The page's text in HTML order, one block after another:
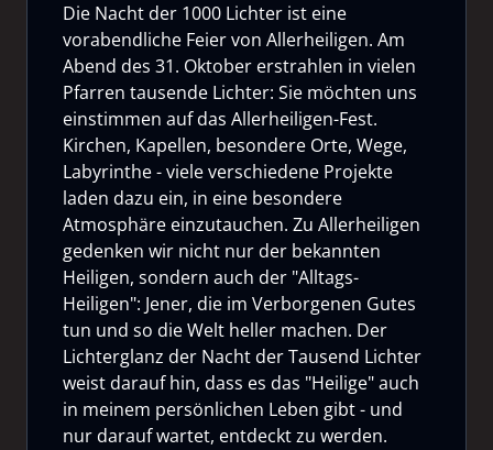
Die Nacht der 1000 Lichter ist eine
vorabendliche Feier von Allerheiligen. Am
Abend des 31. Oktober erstrahlen in vielen
Pfarren tausende Lichter: Sie möchten uns
einstimmen auf das Allerheiligen-Fest.
Kirchen, Kapellen, besondere Orte, Wege,
Labyrinthe - viele verschiedene Projekte
laden dazu ein, in eine besondere
Atmosphäre einzutauchen. Zu Allerheiligen
gedenken wir nicht nur der bekannten
Heiligen, sondern auch der "Alltags-
Heiligen": Jener, die im Verborgenen Gutes
tun und so die Welt heller machen. Der
Lichterglanz der Nacht der Tausend Lichter
weist darauf hin, dass es das "Heilige" auch
in meinem persönlichen Leben gibt - und
nur darauf wartet, entdeckt zu werden.